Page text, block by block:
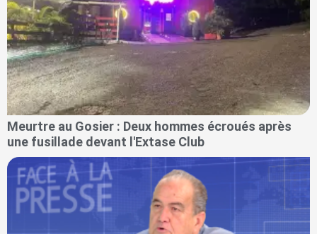
Meurtre au Gosier : Deux hommes écroués après
une fusillade devant l'Extase Club